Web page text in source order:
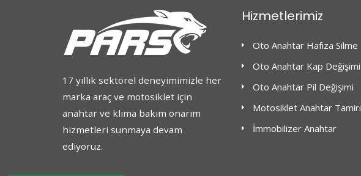
17 yıllık sektörel deneyimimizle her
marka araç ve motosiklet için
anahtar ve klima bakım onarım
hizmetleri sunmaya devam
ediyoruz.
Hizmetlerimiz
Oto Anahtar Hafıza Silme
Oto Anahtar Kap Değişimi
Oto Anahtar Pil Değişimi
Motosiklet Anahtar Tamiri
İmmobilizer Anahtar